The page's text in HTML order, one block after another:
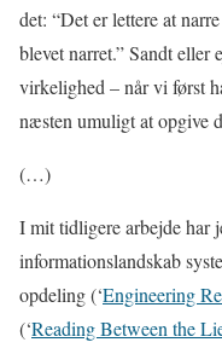
det: “Det er lettere at
blevet narret.” Sandt eller
virkelighed – når vi først
næsten umuligt at opgive
(…)
I mit tidligere arbejde har
informationslandskab
opdeling (‘Engineering
(‘Reading Between the